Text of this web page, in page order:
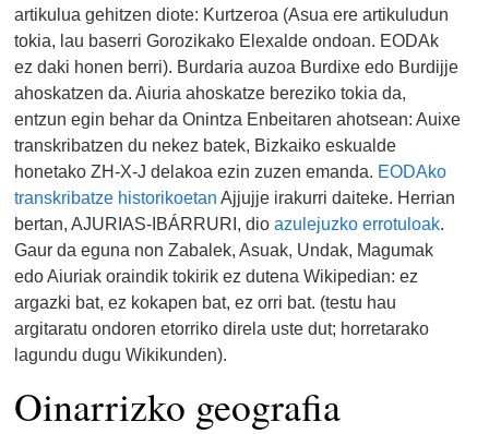
artikulua gehitzen diote: Kurtzeroa (Asua ere artikuludun
tokia, lau baserri Gorozikako Elexalde ondoan. EODAk
ez daki honen berri). Burdaria auzoa Burdixe edo Burdijje
ahoskatzen da. Aiuria ahoskatze bereziko tokia da,
entzun egin behar da Onintza Enbeitaren ahotsean: Auixe
transkribatzen du nekez batek, Bizkaiko eskualde
honetako ZH-X-J delakoa ezin zuzen emanda. EODAko
transkribatze historikoetan Ajjujje irakurri daiteke. Herrian
bertan, AJURIAS-IBÁRRURI, dioazulejuzko errotuloak.
Gaur da eguna non Zabalek, Asuak, Undak, Magumak
edo Aiuriak oraindik tokirik ez dutena Wikipedian: ez
argazki bat, ez kokapen bat, ez orri bat. (testu hau
argitaratu ondoren etorriko direla uste dut; horretarako
lagundu dugu Wikikunden).
Oinarrizko geografia